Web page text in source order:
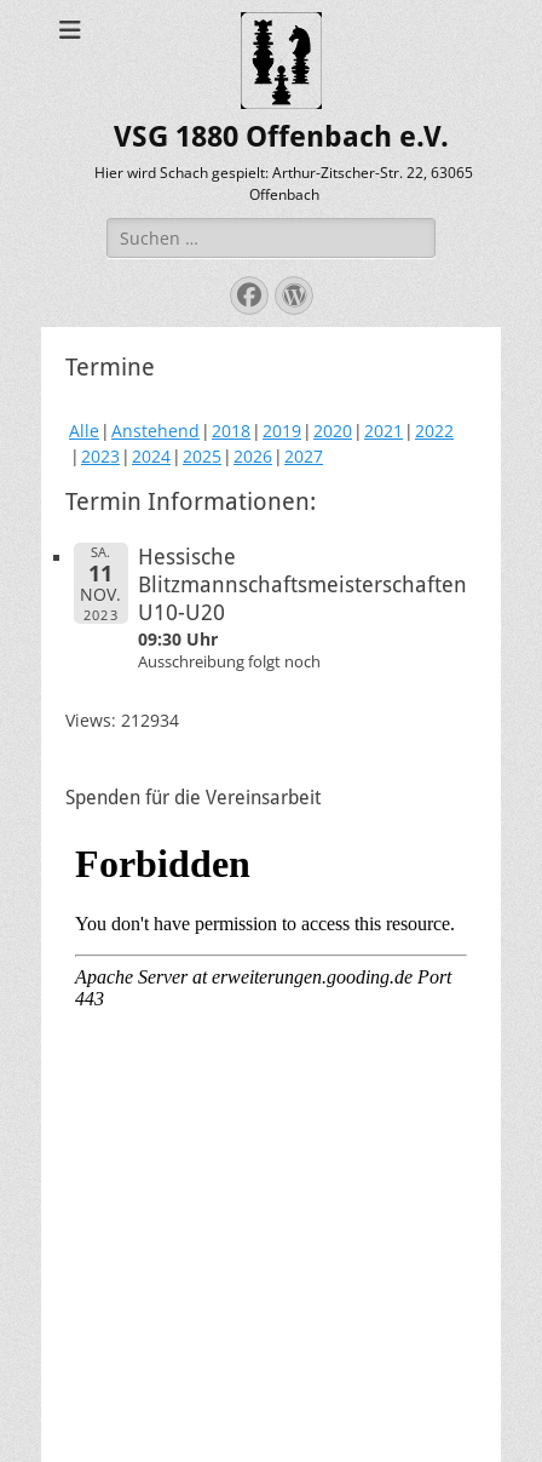
VSG 1880 Offenbach e.V.
Hier wird Schach gespielt: Arthur-Zitscher-Str. 22, 63065
Offenbach
Suche
nach:
Facebook
WordPress
Termine
Alle Anstehend 2018 2019 2020 2021
2022
2023 2024 2025 2026 2027
Termin Informationen:
SA.
11
NOV.
2023
Hessische
Blitzmannschaftsmeisterschaften
U10-U20
09:30 Uhr
Ausschreibung folgt noch
Views: 212934
Spenden für die Vereinsarbeit